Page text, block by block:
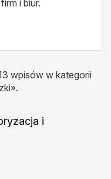
i biur.
wpisów w kategorii
i